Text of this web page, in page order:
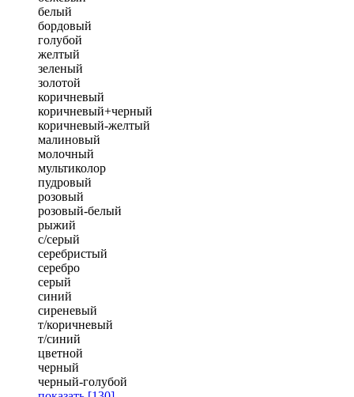
белый
бордовый
голубой
желтый
зеленый
золотой
коричневый
коричневый+черный
коричневый-желтый
малиновый
молочный
мультиколор
пудровый
розовый
розовый-белый
рыжий
с/серый
серебристый
серебро
серый
синий
сиреневый
т/коричневый
т/синий
цветной
черный
черный-голубой